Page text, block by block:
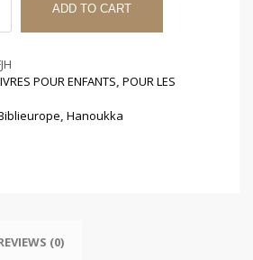
ADD TO CART
POUR ENFANTS POUR LES
Hanoukka
(0)